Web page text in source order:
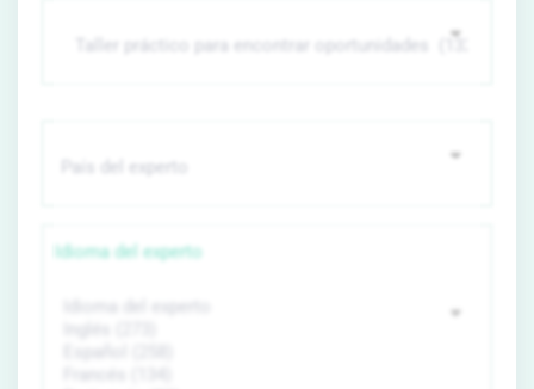
Idioma del experto